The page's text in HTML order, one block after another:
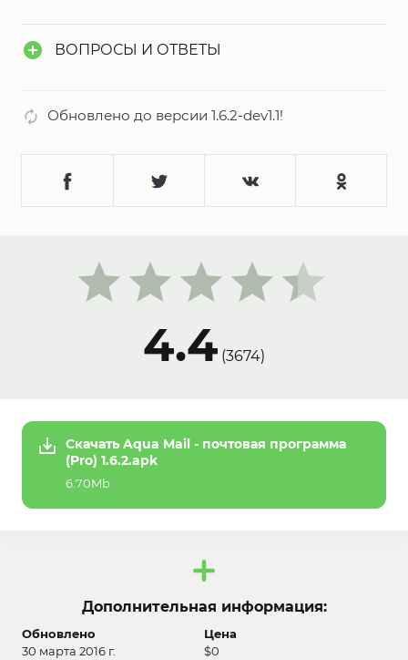
ВОПРОСЫ И ОТВЕТЫ
Обновлено до версии 1.6.2-dev1.1!
4.4 (3674)
Скачать Aqua Mail - почтовая программа
(Pro) 1.6.2.apk
6.70Mb
Дополнительная информация:
Обновлено
30 марта 2016 г.
Цена
$0